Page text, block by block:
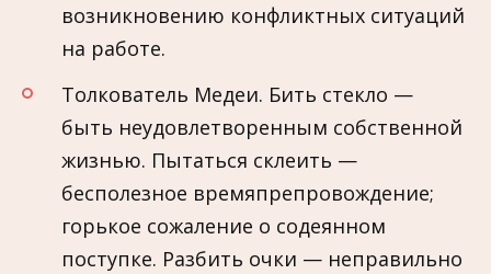
возникновению конфликтных ситуаций
на работе.
Толкователь Медеи. Бить стекло —
быть неудовлетворенным собственной
жизнью. Пытаться склеить —
бесполезное времяпрепровождение;
горькое сожаление о содеянном
поступке. Разбить очки — неправильно